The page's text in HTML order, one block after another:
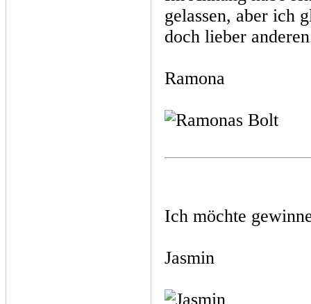
gelassen, aber ich
doch lieber
Ramona
Ich möchte
Jasmin